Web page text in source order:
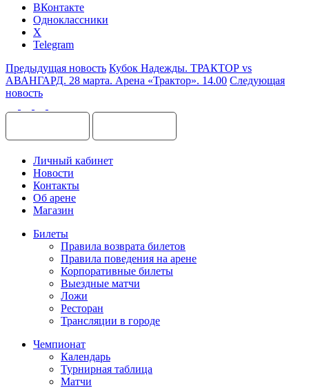
ВКонтакте
Одноклассники
X
Telegram
Предыдущая новость Кубок Надежды. ТРАКТОР vs
АВАНГАРД. 28 марта. Арена «Трактор». 14.00 Следующая
новость
Личный кабинет
Новости
Контакты
Об арене
Магазин
Билеты
Правила возврата билетов
Правила поведения на арене
Корпоративные билеты
Выездные матчи
Ложи
Ресторан
Трансляции в городе
Чемпионат
Календарь
Турнирная таблица
Матчи